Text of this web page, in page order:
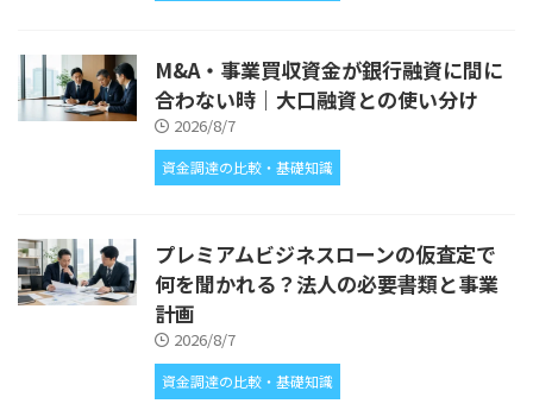
M&A・事業買収資金が銀行融資に間に
合わない時｜大口融資との使い分け
2026/8/7
資金調達の比較・基礎知識
プレミアムビジネスローンの仮査定で
何を聞かれる？法人の必要書類と事業
計画
2026/8/7
資金調達の比較・基礎知識